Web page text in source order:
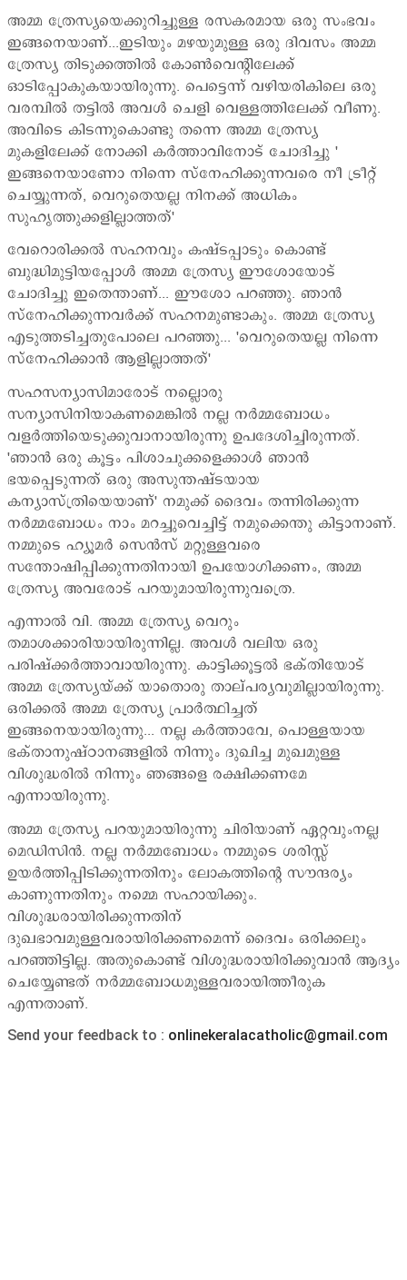
അമ്മ ത്രേസ്യയെക്കുറിച്ചുള്ള രസകരമായ ഒരു സംഭവം
ഇങ്ങനെയാണ്...ഇടിയും മഴയുമുള്ള ഒരു ദിവസം അമ്മ
ത്രേസ്യ തിടുക്കത്തില്‍ കോണ്‍വെന്‍റിലേക്ക്
ഓടിപ്പോകുകയായിരുന്നു. പെട്ടെന്ന് വഴിയരികിലെ ഒരു
വരമ്പില്‍ തട്ടില്‍ അവള്‍ ചെളി വെള്ളത്തിലേക്ക് വീണു.
അവിടെ കിടന്നുകൊണ്ടു തന്നെ അമ്മ ത്രേസ്യ
മുകളിലേക്ക് നോക്കി കര്‍ത്താവിനോട് ചോദിച്ചു '
ഇങ്ങനെയാണോ നിന്നെ സ്നേഹിക്കുന്നവരെ നീ ട്രീറ്റ്
ചെയ്യുന്നത്, വെറുതെയല്ല നിനക്ക് അധികം
സുഹൃത്തുക്കളില്ലാത്തത്'
വേറൊരിക്കല്‍ സഹനവും കഷ്ടപ്പാടും കൊണ്ട്
ബുദ്ധിമുട്ടിയപ്പോള്‍ അമ്മ ത്രേസ്യ ഈശോയോട്
ചോദിച്ചു ഇതെന്താണ്... ഈശോ പറഞ്ഞു. ഞാന്‍
സ്നേഹിക്കുന്നവര്‍ക്ക് സഹനമുണ്ടാകും. അമ്മ ത്രേസ്യ
എടുത്തടിച്ചതുപോലെ പറഞ്ഞു... 'വെറുതെയല്ല നിന്നെ
സ്നേഹിക്കാന്‍ ആളില്ലാത്തത്'
സഹസന്യാസിമാരോട് നല്ലൊരു
സന്യാസിനിയാകണമെങ്കില്‍ നല്ല നര്‍മ്മബോധം
വളര്‍ത്തിയെടുക്കുവാനായിരുന്നു ഉപദേശിച്ചിരുന്നത്.
'ഞാന്‍ ഒരു കൂട്ടം പിശാചുക്കളെക്കാള്‍ ഞാന്‍
ഭയപ്പെടുന്നത് ഒരു അസുന്തഷ്ടയായ
കന്യാസ്ത്രിയെയാണ്' നമുക്ക് ദൈവം തന്നിരിക്കുന്ന
നര്‍മ്മബോധം നാം മറച്ചുവെച്ചിട്ട് നമുക്കെന്തു കിട്ടാനാണ്.
നമ്മുടെ ഹ്യൂമര്‍ സെന്‍സ് മറ്റുള്ളവരെ
സന്തോഷിപ്പിക്കുന്നതിനായി ഉപയോഗിക്കണം, അമ്മ
ത്രേസ്യ അവരോട് പറയുമായിരുന്നുവത്രെ.
എന്നാല്‍ വി. അമ്മ ത്രേസ്യ വെറും
തമാശക്കാരിയായിരുന്നില്ല. അവള്‍ വലിയ ഒരു
പരിഷ്ക്കര്‍ത്താവായിരുന്നു. കാട്ടിക്കൂട്ടല്‍ ഭക്തിയോട്
അമ്മ ത്രേസ്യയ്ക്ക് യാതൊരു താല്പര്യവുമില്ലായിരുന്നു.
ഒരിക്കല്‍ അമ്മ ത്രേസ്യ പ്രാര്‍ത്ഥിച്ചത്
ഇങ്ങനെയായിരുന്നു... നല്ല കര്‍ത്താവേ, പൊള്ളയായ
ഭക്താനുഷ്ഠാനങ്ങളില്‍ നിന്നും ദുഖിച്ച മുഖമുള്ള
വിശുദ്ധരില്‍ നിന്നും ഞങ്ങളെ രക്ഷിക്കണമേ
എന്നായിരുന്നു.
അമ്മ ത്രേസ്യ പറയുമായിരുന്നു ചിരിയാണ് ഏറ്റവുംനല്ല
മെഡിസിന്‍. നല്ല നര്‍മ്മബോധം നമ്മുടെ ശരിസ്സ്
ഉയര്‍ത്തിപ്പിടിക്കുന്നതിനും ലോകത്തിന്‍റെ സൗന്ദര്യം
കാണുന്നതിനും നമ്മെ സഹായിക്കും.
വിശുദ്ധരായിരിക്കുന്നതിന്
ദുഖഭാവമുള്ളവരായിരിക്കണമെന്ന് ദൈവം ഒരിക്കലും
പറഞ്ഞിട്ടില്ല. അതുകൊണ്ട് വിശുദ്ധരായിരിക്കുവാന്‍ ആദ്യം
ചെയ്യേണ്ടത് നര്‍മ്മബോധമുള്ളവരായിത്തീരുക
എന്നതാണ്.
Send your feedback to : onlinekeralacatholic@gmail.com